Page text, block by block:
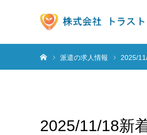
派遣の求人情報 2025/
2025/11/18新